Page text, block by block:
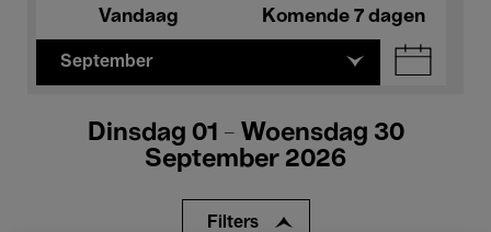
Vandaag Komende 7 dagen
September
Dinsdag 01 - Woensdag 30
September 2026
Filters